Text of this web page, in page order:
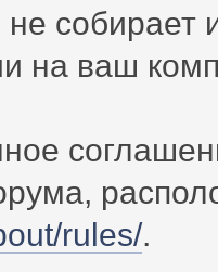
собирает
на ваш
rules/.